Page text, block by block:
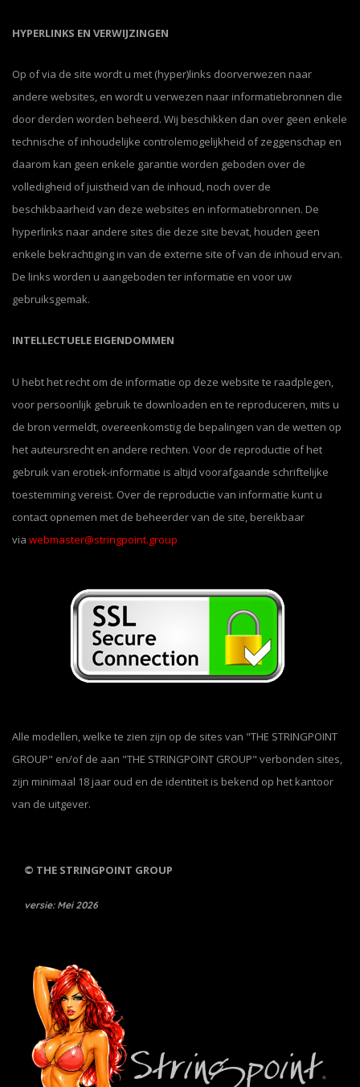
HYPERLINKS EN VERWIJZINGEN
Op of via de site wordt u met (hyper)links doorverwezen naar
andere websites, en wordt u verwezen naar informatiebronnen die
door derden worden beheerd. Wij beschikken dan over geen enkele
technische of inhoudelijke controlemogelijkheid of zeggenschap en
daarom kan geen enkele garantie worden geboden over de
volledigheid of juistheid van de inhoud, noch over de
beschikbaarheid van deze websites en informatiebronnen. De
hyperlinks naar andere sites die deze site bevat, houden geen
enkele bekrachtiging in van de externe site of van de inhoud ervan.
De links worden u aangeboden ter informatie en voor uw
gebruiksgemak.
INTELLECTUELE EIGENDOMMEN
U hebt het recht om de informatie op deze website te raadplegen,
voor persoonlijk gebruik te downloaden en te reproduceren, mits u
de bron vermeldt, overeenkomstig de bepalingen van de wetten op
het auteursrecht en andere rechten. Voor de reproductie of het
gebruik van erotiek-informatie is altijd voorafgaande schriftelijke
toestemming vereist. Over de reproductie van informatie kunt u
contact opnemen met de beheerder van de site, bereikbaar
via webmaster@stringpoint.group
Alle modellen, welke te zien zijn op de sites van "THE STRINGPOINT
GROUP" en/of de aan "THE STRINGPOINT GROUP" verbonden sites,
zijn minimaal 18 jaar oud en de identiteit is bekend op het kantoor
van de uitgever.
© THE STRINGPOINT GROUP
versie: Mei 2026